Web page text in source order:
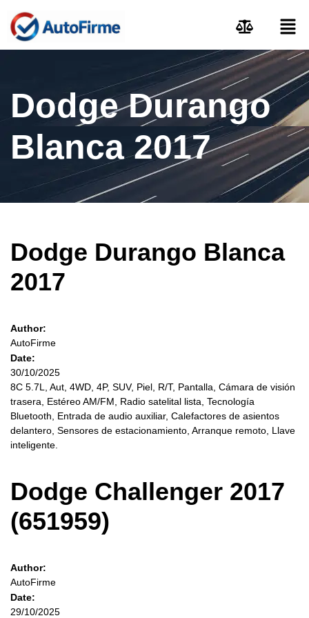
Dodge Durango
Blanca 2017
Dodge Durango Blanca
2017
Author:
AutoFirme
Date:
30/10/2025
8C 5.7L, Aut, 4WD, 4P, SUV, Piel, R/T, Pantalla, Cámara de visión
trasera, Estéreo AM/FM, Radio satelital lista, Tecnología
Bluetooth, Entrada de audio auxiliar, Calefactores de asientos
delantero, Sensores de estacionamiento, Arranque remoto, Llave
inteligente.
Dodge Challenger 2017
(651959)
Author:
AutoFirme
Date:
29/10/2025